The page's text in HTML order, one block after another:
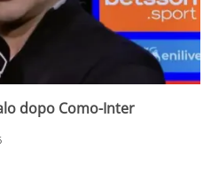
dopo Como-Inter